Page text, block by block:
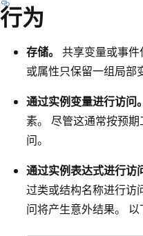
行为
存储。 共享变量或事
或属性只保留一组局部
通过实例变量进行访问。
素。 尽管这通常按预
问。
通过实例表达式进行访
过类或结构名称进行访
问将产生意外结果。 以